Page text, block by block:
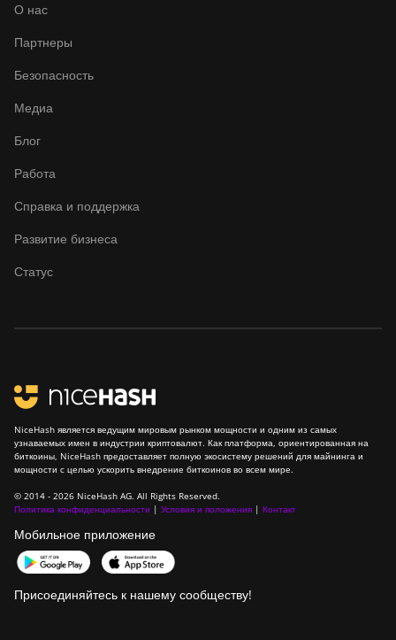
О нас
Партнеры
Безопасность
Медиа
Блог
Работа
Справка и поддержка
Развитие бизнеса
Статус
NiceHash является ведущим мировым рынком мощности и одним из самых
узнаваемых имен в индустрии криптовалют. Как платформа, ориентированная на
биткоины, NiceHash предоставляет полную экосистему решений для майнинга и
мощности с целью ускорить внедрение биткоинов во всем мире.
© 2014 - 2026 NiceHash AG. All Rights Reserved.
Политика конфиденциальности | Условия и положения | Контакт
Мобильное приложение
Присоединяйтесь к нашему сообществу!